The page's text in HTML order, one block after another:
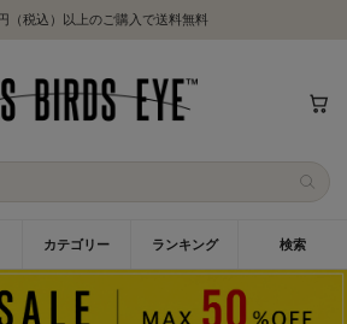
（税込）以上のご購入で送料無料
カテゴリー ランキング 検索